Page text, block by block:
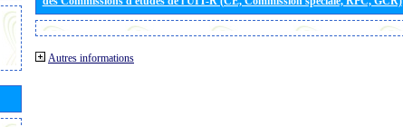
Autres informations